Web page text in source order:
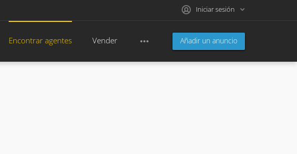
Iniciar sesión
Añadir un anuncio
Encontrar agentes Vender